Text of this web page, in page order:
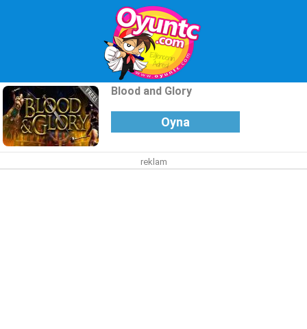
Blood and Glory
Oyna
reklam